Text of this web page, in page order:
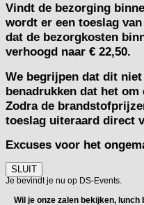
Vindt de bezorging
wordt er een toeslag
dat de bezorgkosten
verhoogd naar € 22,50.
We begrijpen dat dit
benadrukken dat het
Zodra de
toeslag uiteraard direct
Excuses voor het
SLUIT
Je bevindt je nu op DS-Events.
Wil je onze zalen bekijken,